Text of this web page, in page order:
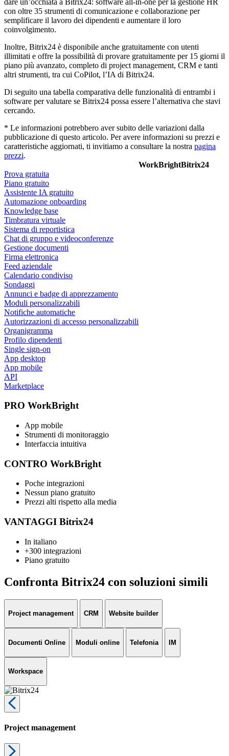
con oltre 35 strumenti di comunicazione e collaborazione per
semplificare il lavoro dei dipendenti e aumentare il loro
coinvolgimento.
Inoltre, Bitrix24 è disponibile anche gratuitamente con utenti
illimitati e offre la possibilità di provare gratuitamente per 15 giorni il
piano più avanzato, completo di project management, CRM e tanti
altri strumenti, tra cui CoPilot, l’IA di Bitrix24.
Di seguito una tabella comparativa delle funzionalità di entrambi i
software per valutare se Bitrix24 possa essere l’alternativa che stavi
cercando.
* Le informazioni potrebbero aver subito delle variazioni dalla
pubblicazione di questo articolo. Per avere informazioni su prezzi e
caratteristiche aggiornati, ti invitiamo a consultare la nostra pagina
prezzi.
WorkBrightBitrix24
Prova gratuita
Piano gratuito
Assistente IA gratuito
Automazione onboarding
Knowledge base
Timbratura virtuale
Sistema di reportistica
Chat di gruppo e videoconferenze
Gestione documenti
Firma elettronica
Feed aziendale
Calendario condiviso
Sondaggi
Annunci e badge di apprezzamento
Moduli personalizzabili
Notifiche automatiche
Autorizzazioni di accesso personalizzabili
Organigramma
Profilo dipendenti
Single sign-on
App desktop
App mobile
API
Marketplace
PRO WorkBright
App mobile
Strumenti di monitoraggio
Interfaccia intuitiva
CONTRO WorkBright
Poche integrazioni
Nessun piano gratuito
Prezzi alti rispetto alla media
VANTAGGI Bitrix24
In italiano
+300 integrazioni
Piano gratuito
Confronta Bitrix24 con soluzioni simili
Project management CRM Website builder
Documenti Online Moduli online Telefonia IM
Workspace
Project management